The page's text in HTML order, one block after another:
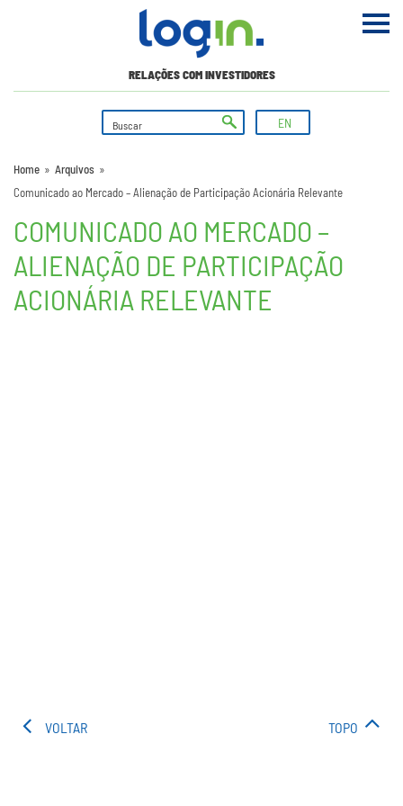
RELAÇÕES COM INVESTIDORES
EN
Home » Arquivos »
Comunicado ao Mercado – Alienação de Participação Acionária Relevante
COMUNICADO AO MERCADO –
ALIENAÇÃO DE PARTICIPAÇÃO
ACIONÁRIA RELEVANTE
VOLTAR TOPO